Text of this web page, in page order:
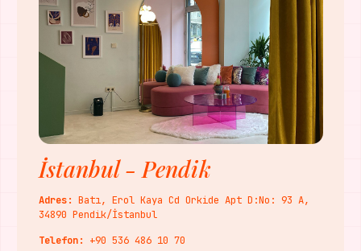
İstanbul - Pendik
Adres: Batı, Erol Kaya Cd Orkide Apt D:No: 93 A,
34890 Pendik/İstanbul
Telefon:
+90 536 486 10 70